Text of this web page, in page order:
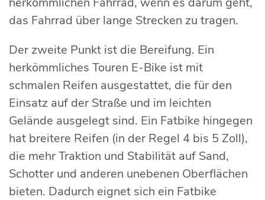
das Fahrrad über lange Strecken zu tragen.
Der zweite Punkt ist die Bereifung. Ein
herkömmliches Touren E-Bike ist mit
schmalen Reifen ausgestattet, die für den
Einsatz auf der Straße und im leichten
Gelände ausgelegt sind. Ein Fatbike hingegen
hat breitere Reifen (in der Regel 4 bis 5 Zoll),
die mehr Traktion und Stabilität auf Sand,
Schotter und anderen unebenen Oberflächen
bieten. Dadurch eignet sich ein Fatbike